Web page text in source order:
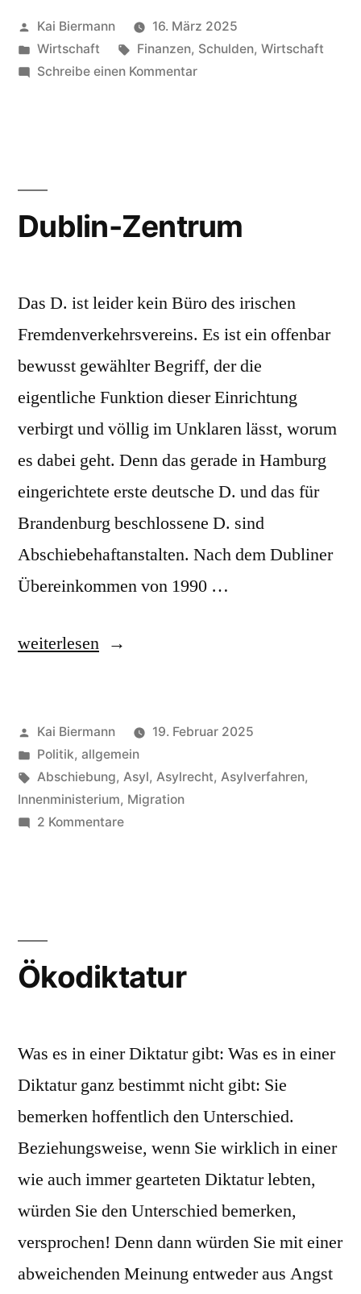
Veröffentlicht
von
Kai Biermann
16. März 2025
Veröffentlicht
in
Wirtschaft Schlagwörter:
Finanzen, Schulden, Wirtschaft
Schreibe einen Kommentarzu
Dublin-Zentrum
Das D. ist leider kein Büro des irischen
Fremdenverkehrsvereins. Es ist ein offenbar
bewusst gewählter Begriff, der die
eigentliche Funktion dieser Einrichtung
verbirgt und völlig im Unklaren lässt, worum
es dabei geht. Denn das gerade in Hamburg
eingerichtete erste deutsche D. und das für
Brandenburg beschlossene D. sind
Abschiebehaftanstalten. Nach dem Dubliner
Übereinkommen von 1990 …
„Dublin-
weiterlesen
Veröffentlicht
von
Kai Biermann
19. Februar 2025
Veröffentlicht
in
Politik, allgemein
Schlagwörter:
Abschiebung, Asyl, Asylrecht, Asylverfahren,
Innenministerium, Migration
2 Kommentarezu
Ökodiktatur
Was es in einer Diktatur gibt: Was es in einer
Diktatur ganz bestimmt nicht gibt: Sie
bemerken hoffentlich den Unterschied.
Beziehungsweise, wenn Sie wirklich in einer
wie auch immer gearteten Diktatur lebten,
würden Sie den Unterschied bemerken,
versprochen! Denn dann würden Sie mit einer
abweichenden Meinung entweder aus Angst